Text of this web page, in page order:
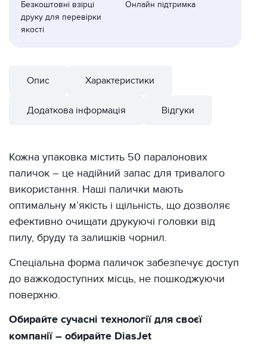
Безкоштовні взірці
друку для перевірки
якості
Онлайн підтримка
Опис Характеристики
Додаткова інформація Відгуки
Кожна упаковка містить 50 паралонових
паличок – це надійний запас для тривалого
використання. Наші палички мають
оптимальну м’якість і щільність, що дозволяє
ефективно очищати друкуючі головки від
пилу, бруду та залишків чорнил.
Спеціальна форма паличок забезпечує доступ
до важкодоступних місць, не пошкоджуючи
поверхню.
Обирайте сучасні технології для своєї
компанії – обирайте DiasJet